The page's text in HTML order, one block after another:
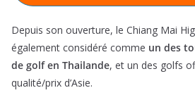
Depuis son ouverture, le Chiang Mai
également considéré comme un des
de golf en Thailande, et un des golfs
qualité/prix d’Asie.